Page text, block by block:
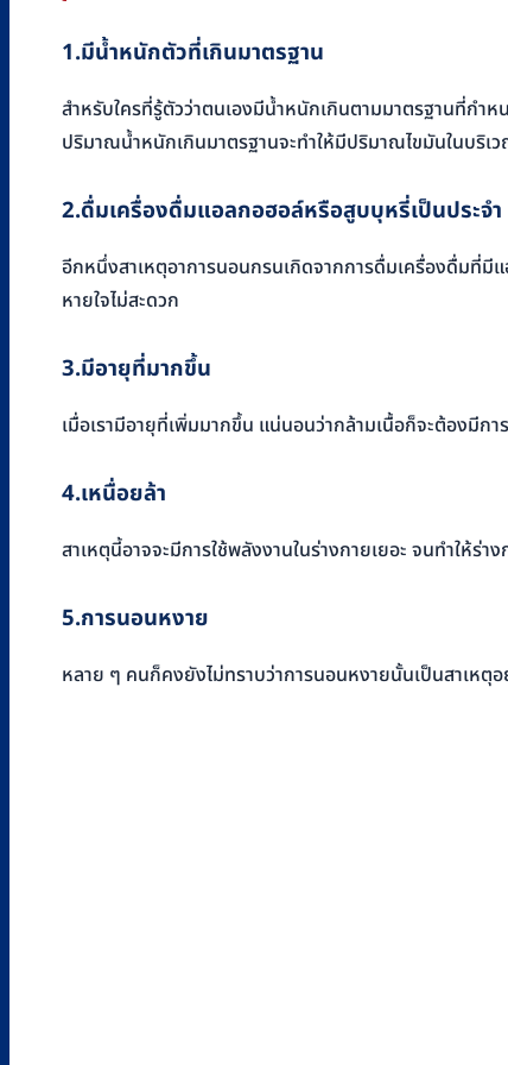
1.มีน้ำหนักตัวที่เกินมาตรฐาน
สำหรับใครที่รู้ตัวว่าตนเองมีน้ำหนักเกินตามมาตรฐานที่กำ
ปริมาณน้ำหนักเกินมาตรฐานจะทำให้มีปริมาณไขมันในบริเ
2.ดื่มเครื่องดื่มแอลกอฮอล์หรือสูบบุหรี่เป็นประจำ
อีกหนึ่งสาเหตุอาการนอนกรนเกิดจากการดื่มเครื่องดื่มที่มี
หายใจไม่สะดวก
3.มีอายุที่มากขึ้น
เมื่อเรามีอายุที่เพิ่มมากขึ้น แน่นอนว่ากล้ามเนื้อก็จะต้องมีก
4.เหนื่อยล้า
สาเหตุนี้อาจจะมีการใช้พลังงานในร่างกายเยอะ จนทำให้ร่
5.การนอนหงาย
หลาย ๆ คนก็คงยังไม่ทราบว่าการนอนหงายนั้นเป็นสาเหตุ